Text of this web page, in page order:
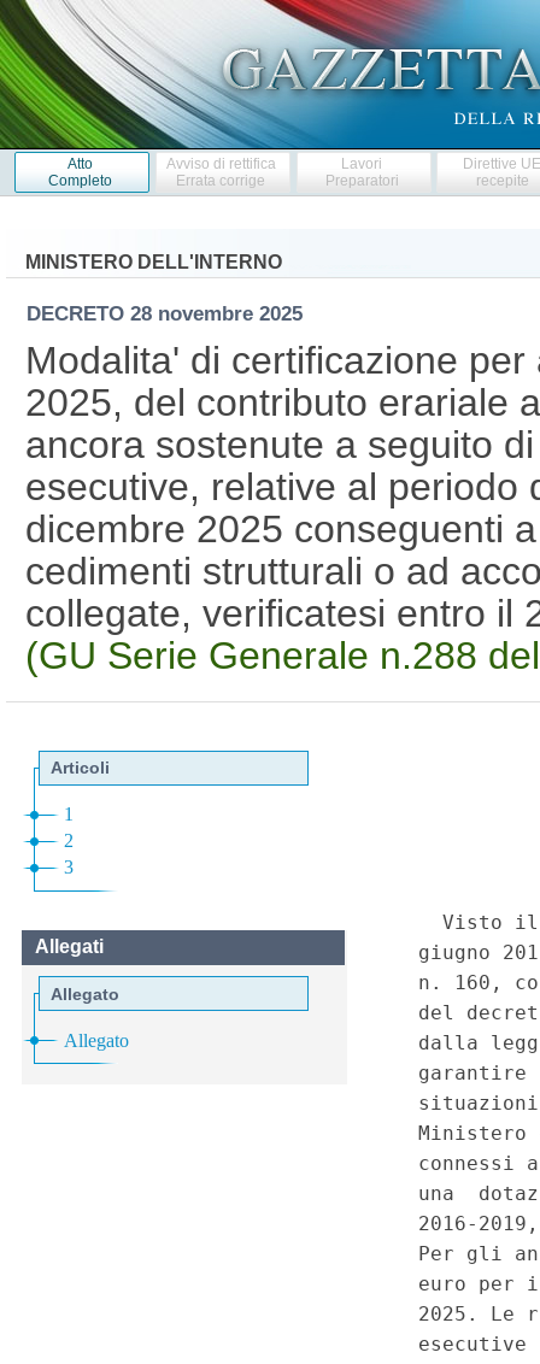
Atto
Completo
Avviso di rettifica
Errata corrige
Lavori
Preparatori
Direttive
recepite
MINISTERO DELL'INTERNO
DECRETO 28 novembre 2025
Modalita' di certificazione
2025, del contributo erariale
ancora sostenute a seguito
esecutive, relative al periodo
dicembre 2025 conseguenti
cedimenti strutturali o ad
collegate, verificatesi entro il
(GU Serie Generale n.288